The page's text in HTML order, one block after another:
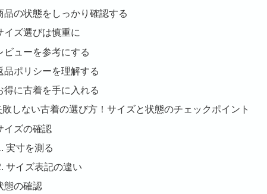
品の状態をしっかり確認する
イズ選びは慎重に
ビューを参考にする
品ポリシーを理解する
得に古着を手に入れる
敗しない古着の選び方！サイズと状態のチェックポイント
イズの確認
実寸を測る
サイズ表記の違い
態の確認